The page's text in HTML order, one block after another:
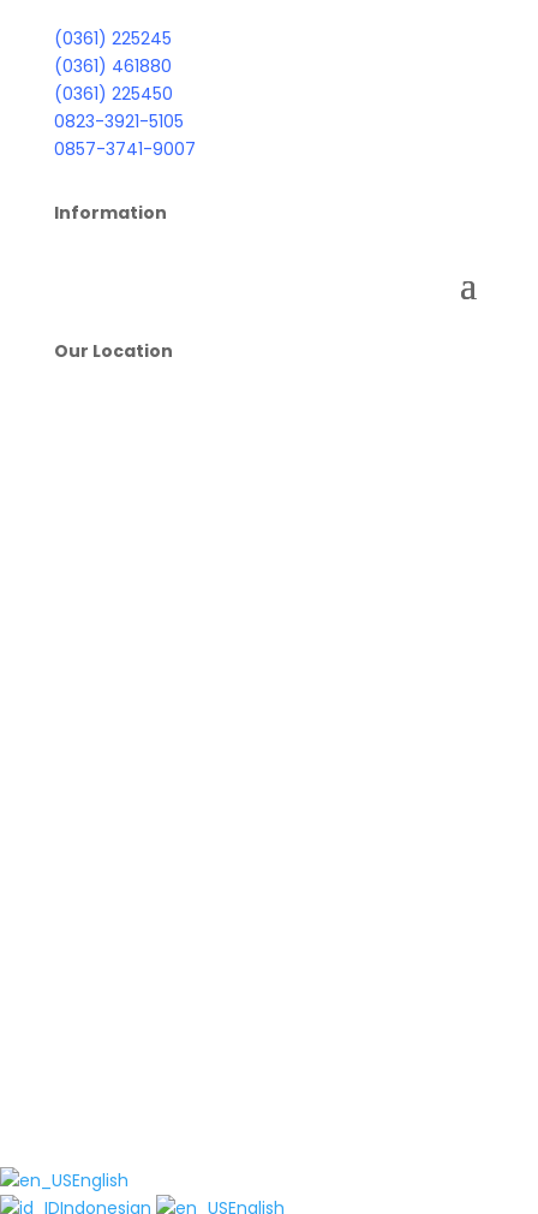
(0361) 225245
(0361) 461880
(0361) 225450
0823-3921-5105
0857-3741-9007
Information
Our Location
English
Indonesian
English